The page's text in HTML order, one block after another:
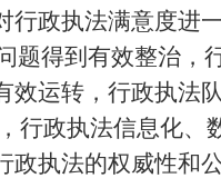
政执法满意度进一
题得到有效整治，
效运转，行政执法
行政执法信息化、
政执法的权威性和